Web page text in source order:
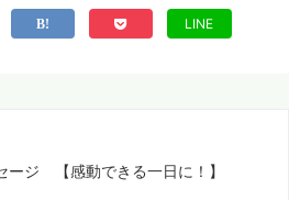
LINE
ージ 【感動できる一日に！】